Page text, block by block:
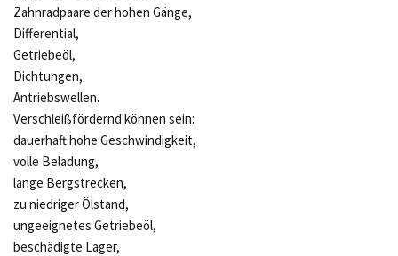
Zahnradpaare der hohen Gänge,
Differential,
Getriebeöl,
Dichtungen,
Antriebswellen.
Verschleißfördernd können sein:
dauerhaft hohe Geschwindigkeit,
volle Beladung,
lange Bergstrecken,
zu niedriger Ölstand,
ungeeignetes Getriebeöl,
beschädigte Lager,